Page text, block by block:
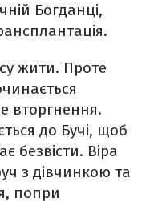
Богданці,
жити. Проте
вторгнення.
до Бучі, щоб
безвісти. Віра
з дівчинкою та
попри